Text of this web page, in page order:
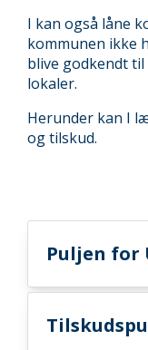
I kan også låne
kommunen ikke
blive godkendt
lokaler.
Herunder kan I
og tilskud.
Puljen for